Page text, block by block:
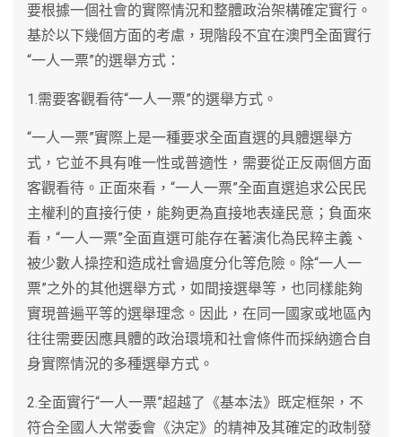
要根據一個社會的實際情況和整體政治架構確定實行。
基於以下幾個方面的考慮，現階段不宜在澳門全面實行
“一人一票”的選舉方式：
1.需要客觀看待“一人一票”的選舉方式。
“一人一票”實際上是一種要求全面直選的具體選舉方
式，它並不具有唯一性或普適性，需要從正反兩個方面
客觀看待。正面來看，“一人一票”全面直選追求公民民
主權利的直接行使，能夠更為直接地表達民意；負面來
看，“一人一票”全面直選可能存在著演化為民粹主義、
被少數人操控和造成社會過度分化等危險。除“一人一
票”之外的其他選舉方式，如間接選舉等，也同樣能夠
實現普遍平等的選舉理念。因此，在同一國家或地區內
往往需要因應具體的政治環境和社會條件而採納適合自
身實際情況的多種選舉方式。
2.全面實行“一人一票”超越了《基本法》既定框架，不
符合全國人大常委會《決定》的精神及其確定的政制發